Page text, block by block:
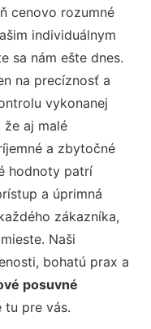
cenovo rozumné
individuálnym
sa nám ešte dnes.
na precíznosť a
vykonanej
že aj malé
a zbytočné
hodnoty patrí
a úprimná
zákazníka,
Naši
bohatú prax a
posuvné
tu pre vás.